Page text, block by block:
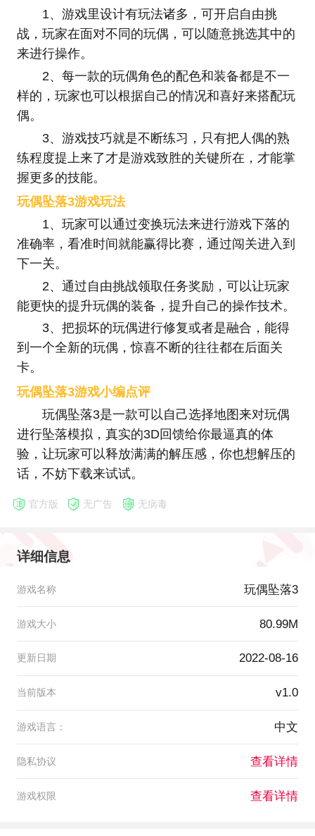
1、游戏里设计有玩法诸多，可开启自由挑
战，玩家在面对不同的玩偶，可以随意挑选其中的
来进行操作。
2、每一款的玩偶角色的配色和装备都是不一
样的，玩家也可以根据自己的情况和喜好来搭配玩
偶。
3、游戏技巧就是不断练习，只有把人偶的熟
练程度提上来了才是游戏致胜的关键所在，才能掌
握更多的技能。
玩偶坠落3游戏玩法
1、玩家可以通过变换玩法来进行游戏下落的
准确率，看准时间就能赢得比赛，通过闯关进入到
下一关。
2、通过自由挑战领取任务奖励，可以让玩家
能更快的提升玩偶的装备，提升自己的操作技术。
3、把损坏的玩偶进行修复或者是融合，能得
到一个全新的玩偶，惊喜不断的往往都在后面关
卡。
玩偶坠落3游戏小编点评
玩偶坠落3是一款可以自己选择地图来对玩偶
进行坠落模拟，真实的3D回馈给你最逼真的体
验，让玩家可以释放满满的解压感，你也想解压的
话，不妨下载来试试。
官方版 无广告 无病毒
详细信息
游戏名称 玩偶坠落3
游戏大小 80.99M
更新日期 2022-08-16
当前版本 v1.0
游戏语言： 中文
隐私协议 查看详情
游戏权限 查看详情